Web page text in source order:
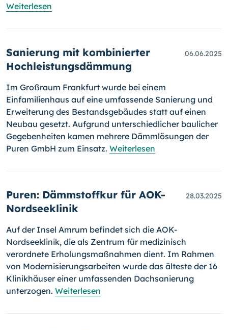
Weiterlesen
Sanierung mit kombinierter
Hochleistungsdämmung
06.06.2025
Im Großraum Frankfurt wurde bei einem
Einfamilienhaus auf eine umfassende Sanierung und
Erweiterung des Bestandsgebäudes statt auf einen
Neubau gesetzt. Aufgrund unterschiedlicher baulicher
Gegebenheiten kamen mehrere Dämmlösungen der
Puren GmbH zum Einsatz. Weiterlesen
Puren: Dämmstoffkur für AOK-
Nordseeklinik
28.03.2025
Auf der Insel Amrum befindet sich die AOK-
Nordseeklinik, die als Zentrum für medizinisch
verordnete Erholungsmaßnahmen dient. Im Rahmen
von Modernisierungsarbeiten wurde das älteste der 16
Klinikhäuser einer umfassenden Dachsanierung
unterzogen. Weiterlesen